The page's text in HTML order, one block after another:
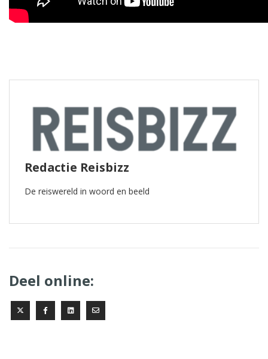
Redactie Reisbizz
De reiswereld in woord en beeld
Deel online: